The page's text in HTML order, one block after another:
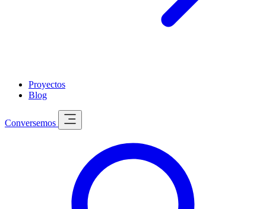
Proyectos
Blog
Conversemos